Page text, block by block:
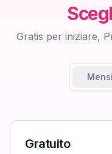
Gratis per iniziare,
Gratuito